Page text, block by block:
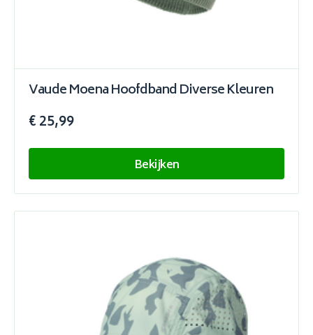
Vaude Moena Hoofdband Diverse Kleuren
€ 25,99
Bekijken